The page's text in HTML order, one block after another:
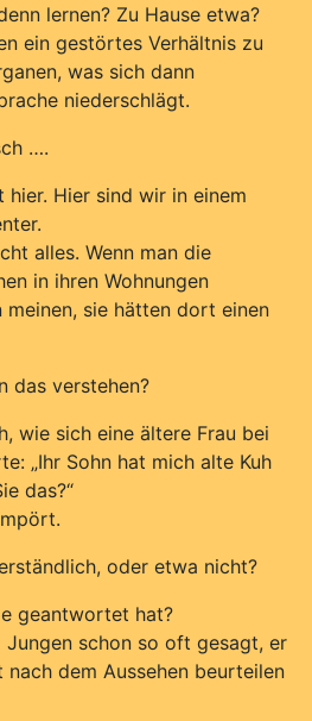
lernen? Zu Hause etwa?
ein gestörtes Verhältnis zu
was sich dann
niederschlägt.
….
Hier sind wir in einem
alles. Wenn man die
in ihren Wohnungen
meinen, sie hätten dort einen
das verstehen?
wie sich eine ältere Frau bei
„Ihr Sohn hat mich alte Kuh
das?“
oder etwa nicht?
geantwortet hat?
schon so oft gesagt, er
dem Aussehen beurteilen